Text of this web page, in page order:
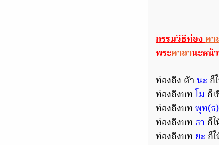
กรรมวิธีท่องคา
พระคาถานะหน้
ท่องถึง ตัว นะ ก็
ท่องถึงบท โม ก็
ท่องถึงบท พุท(ธ)
ท่องถึงบท ธา ก็
ท่องถึงบท ยะ ก็